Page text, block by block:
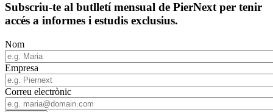
Subscriu-te al butlletí mensual de PierNext per tenir
accés a informes i estudis exclusius.
Nom
Empresa
Correu electrònic